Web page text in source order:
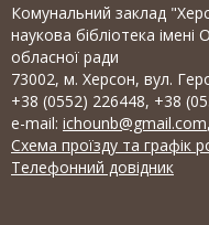
Комунальний заклад
наукова бібліотека
обласної ради
73002, м. Херсон, вул.
+38 (0552) 226448, +38
e-mail: ichounb@gmail.com,
Схема проїзду та графік
Телефонний довідник